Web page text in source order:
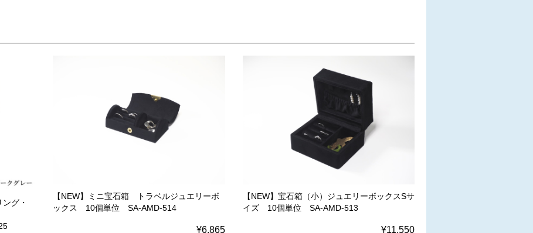
グ・
【NEW】ミニ宝石箱 トラベルジュエリーボ
ックス 10個単位 SA-AMD-514
¥6,865
【NEW】宝石箱（小）ジュエリーボックスSサ
イズ 10個単位 SA-AMD-513
¥11,550